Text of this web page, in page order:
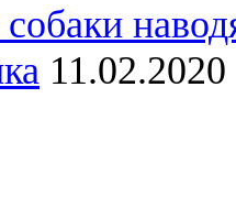
11.02.2020